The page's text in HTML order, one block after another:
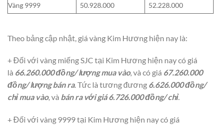
Vàng 9999
50.928.000 52.228.000
Theo bảng cập nhật, giá vàng Kim Hương hiện nay là:
+ Đối với vàng miếng SJC tại Kim Hương hiện nay có giá
là 66.260.000 đồng/ lượng mua vào, và có giá 67.260.000
đồng/ lượng bán ra. Tức là tương đương 6.626.000 đồng/
chỉ mua vào, và bán ra với giá 6.726.000 đồng/ chỉ.
+ Đối với vàng 9999 tại Kim Hương hiện nay có giá